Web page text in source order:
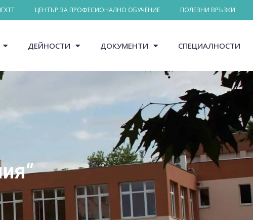
ЦЕНТЪР ЗА ПРОФЕСИОНАЛНО ОБУЧЕНИЕ ПОЛЕЗНИ ВРЪЗКИ
ДЕЙНОСТИ ДОКУМЕНТИ СПЕЦИАЛНОСТИ